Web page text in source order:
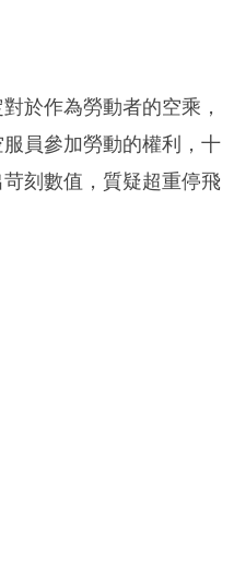
於作為勞動者的空乘，
員參加勞動的權利，十
刻數值，質疑超重停飛